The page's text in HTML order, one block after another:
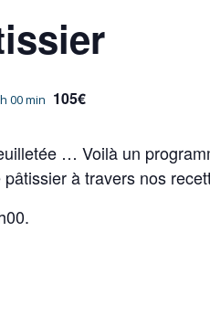
00 min 105€
… Voilà un
à travers nos